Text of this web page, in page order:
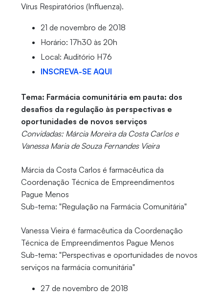
Vírus Respiratórios (Influenza).
21 de novembro de 2018
Horário: 17h30 às 20h
Local: Auditório H76
INSCREVA-SE AQUI
Tema: Farmácia comunitária em pauta: dos
desafios da regulação às perspectivas e
oportunidades de novos serviços
Convidadas: Márcia Moreira da Costa Carlos e
Vanessa Maria de Souza Fernandes Vieira
Márcia da Costa Carlos é farmacêutica da
Coordenação Técnica de Empreendimentos
Pague Menos
Sub-tema: "Regulação na Farmácia Comunitária"
Vanessa Vieira é farmacêutica da Coordenação
Técnica de Empreendimentos Pague Menos
Sub-tema: "Perspectivas e oportunidades de novos
serviços na farmácia comunitária"
27 de novembro de 2018